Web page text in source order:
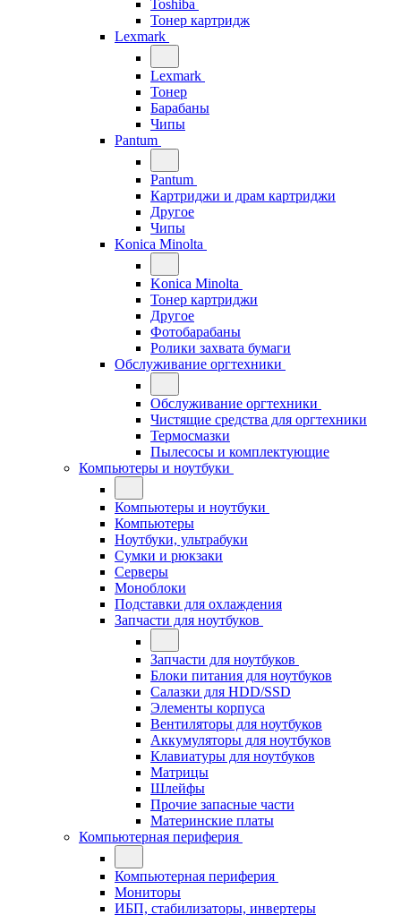
Toshiba
Тонер картридж
Lexmark
Lexmark
Тонер
Барабаны
Чипы
Pantum
Pantum
Картриджи и драм картриджи
Другое
Чипы
Konica Minolta
Konica Minolta
Тонер картриджи
Другое
Фотобарабаны
Ролики захвата бумаги
Обслуживание оргтехники
Обслуживание оргтехники
Чистящие средства для оргтехники
Термосмазки
Пылесосы и комплектующие
Компьютеры и ноутбуки
Компьютеры и ноутбуки
Компьютеры
Ноутбуки, ультрабуки
Сумки и рюкзаки
Серверы
Моноблоки
Подставки для охлаждения
Запчасти для ноутбуков
Запчасти для ноутбуков
Блоки питания для ноутбуков
Салазки для HDD/SSD
Элементы корпуса
Вентиляторы для ноутбуков
Аккумуляторы для ноутбуков
Клавиатуры для ноутбуков
Матрицы
Шлейфы
Прочие запасные части
Материнские платы
Компьютерная периферия
Компьютерная периферия
Мониторы
ИБП, стабилизаторы, инвертеры